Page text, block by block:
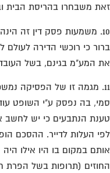
משבחרו בהריסת הבית
10. משמעות פסק דין זה
כי רוכשי הדירה לעולם
המע"מ בגינם, בשל
11. מגמה זו של הפסיקה
הנתבעים כי יש לחשב
העלות לדייר. ההסכם
(תרופות בשל הפרת